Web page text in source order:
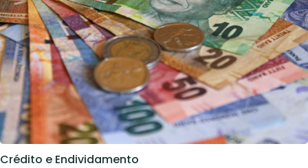
Crédito e Endividamento